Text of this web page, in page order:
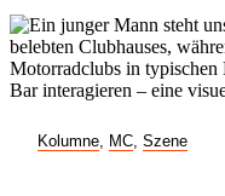
Kolumne MC Szene